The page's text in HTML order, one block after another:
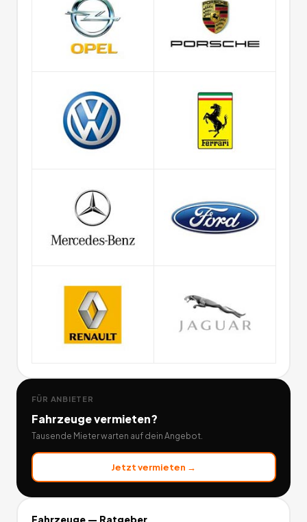
FÜR ANBIETER
Fahrzeugevermieten?
Tausende Mieter warten auf dein Angebot.
Jetzt vermieten →
Fahrzeuge— Ratgeber